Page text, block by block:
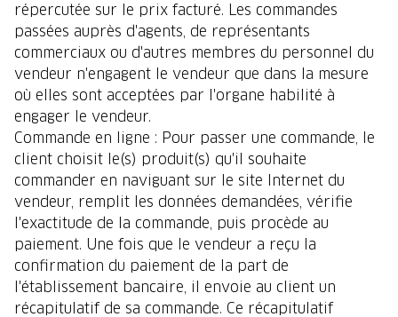
répercutée sur le prix facturé. Les commandes
passées auprès d'agents, de représentants
commerciaux ou d'autres membres du personnel du
vendeur n'engagent le vendeur que dans la mesure
où elles sont acceptées par l'organe habilité à
engager le vendeur.
Commande en ligne : Pour passer une commande, le
client choisit le(s) produit(s) qu'il souhaite
commander en naviguant sur le site Internet du
vendeur, remplit les données demandées, vérifie
l'exactitude de la commande, puis procède au
paiement. Une fois que le vendeur a reçu la
confirmation du paiement de la part de
l'établissement bancaire, il envoie au client un
récapitulatif de sa commande. Ce récapitulatif